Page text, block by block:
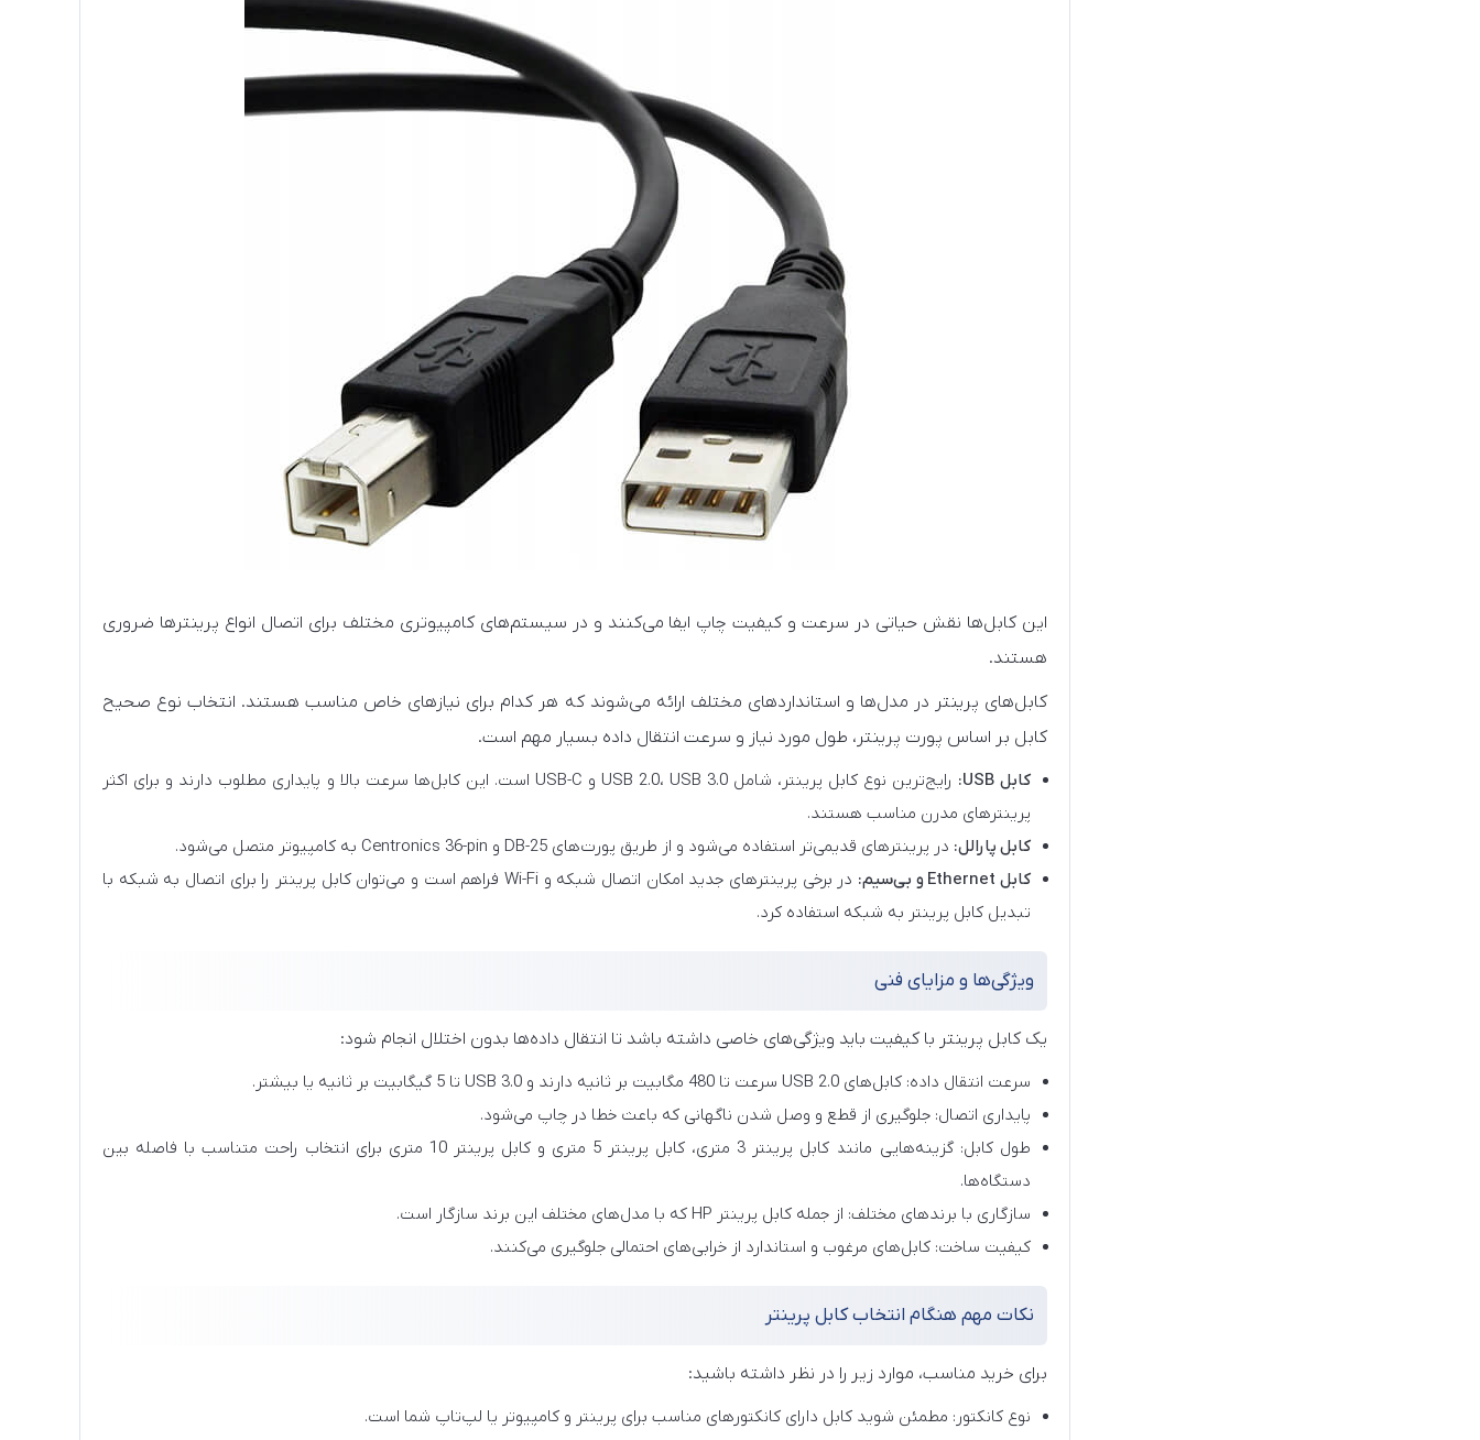
این کابل‌ها نقش حیاتی در سرعت و کیفیت چاپ ایفا می‌کنند و در سیستم‌های کامپیوتری مختلف برای اتصال انواع پرینترها ضروری
هستند.
کابل‌های پرینتر در مدل‌ها و استانداردهای مختلف ارائه می‌شوند که هر کدام برای نیازهای خاص مناسب هستند. انتخاب نوع صحیح
کابل بر اساس پورت پرینتر، طول مورد نیاز و سرعت انتقال داده بسیار مهم است.
کابل USB:
رایج‌ترین نوع کابل پرینتر، شامل USB 2.0، USB 3.0 و USB-C است. این کابل‌ها سرعت بالا و پایداری مطلوب دارند و برای اکثر
پرینترهای مدرن مناسب هستند.
کابل پارالل: در پرینترهای قدیمی‌تر استفاده می‌شود و از طریق پورت‌های DB-25 و Centronics 36-pin به کامپیوتر متصل می‌شود.
کابل Ethernet و بی‌سیم:
در برخی پرینترهای جدید امکان اتصال شبکه و Wi-Fi فراهم است و می‌توان کابل پرینتر را برای اتصال به شبکه با
تبدیل کابل پرینتر به شبکه استفاده کرد.
ویژگی‌ها و مزایای فنی
یک کابل پرینتر با کیفیت باید ویژگی‌های خاصی داشته باشد تا انتقال داده‌ها بدون اختلال انجام شود:
سرعت انتقال داده: کابل‌های USB 2.0 سرعت تا 480 مگابیت بر ثانیه دارند و USB 3.0 تا 5 گیگابیت بر ثانیه یا بیشتر.
پایداری اتصال: جلوگیری از قطع و وصل شدن ناگهانی که باعث خطا در چاپ می‌شود.
طول کابل: گزینه‌هایی مانند کابل پرینتر 3 متری، کابل پرینتر 5 متری و کابل پرینتر 10 متری برای انتخاب راحت متناسب با فاصله بین
دستگاه‌ها.
سازگاری با برندهای مختلف: از جمله کابل پرینتر HP که با مدل‌های مختلف این برند سازگار است.
کیفیت ساخت: کابل‌های مرغوب و استاندارد از خرابی‌های احتمالی جلوگیری می‌کنند.
نکات مهم هنگام انتخاب کابل پرینتر
برای خرید مناسب، موارد زیر را در نظر داشته باشید:
نوع کانکتور: مطمئن شوید کابل دارای کانکتورهای مناسب برای پرینتر و کامپیوتر یا لپ‌تاپ شما است.